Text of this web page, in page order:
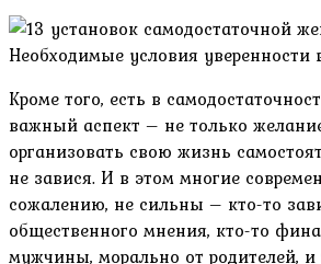
Кроме того, есть в
важный аспект – не только
организовать свою жизнь
не завися. И в этом многие
сожалению, не сильны – кто-то
общественного мнения, кто-то
мужчины, морально от родителей, и